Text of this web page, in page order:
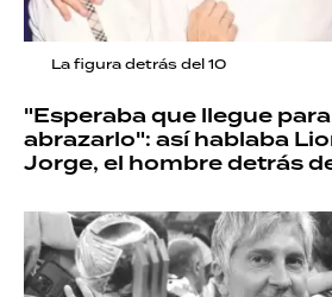
La figura detrás del 10
"Esperaba que llegue
abrazarlo": así hablaba
Jorge, el hombre detrás